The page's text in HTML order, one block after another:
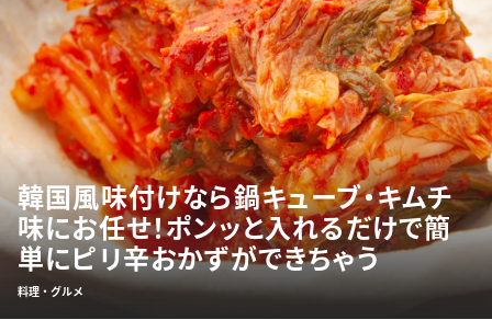
韓国風味付けなら鍋キューブ・キムチ
味にお任せ！ポンッと入れるだけで簡
単にピリ辛おかずができちゃう
料理・グルメ